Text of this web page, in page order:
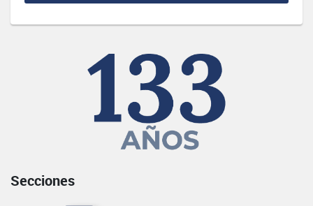
Secciones